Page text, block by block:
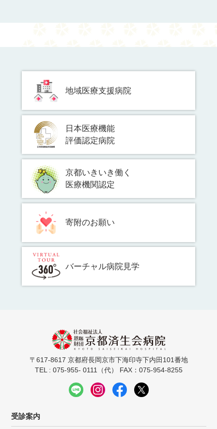
地域医療支援病院
日本医療機能
評価認定病院
京都いきいき働く
医療機関認定
寄附のお願い
バーチャル病院見学
〒617-8617 京都府長岡京市下海印寺下内田101番地
TEL : 075-955- 0111（代） FAX：075-954-8255
受診案内